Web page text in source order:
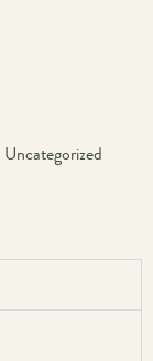
Uncategorized